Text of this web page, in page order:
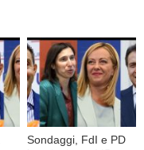
Sondaggi, FdI e PD